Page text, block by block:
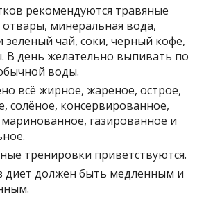
рекомендуются травяные
отвары, минеральная вода,
зелёный чай, соки, чёрный кофе,
В день желательно выпивать по
воды.
всё жирное, жареное, острое,
солёное, консервированное,
маринованное, газированное и
тренировки приветствуются.
диет должен быть медленным и